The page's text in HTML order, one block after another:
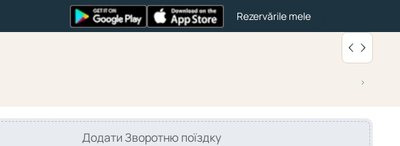
Rezervările mele
Додати Зворотню поїздку